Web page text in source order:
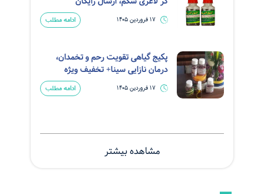
17 فروردین 1405 ادامه مطلب
پکیج گیاهی تقویت رحم و تخمدان،
درمان نازایی سینا+ تخفیف ویژه
17 فروردین 1405 ادامه مطلب
مشاهده بیشتر